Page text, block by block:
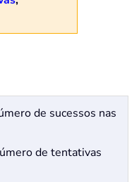
de sucessos nas
de tentativas